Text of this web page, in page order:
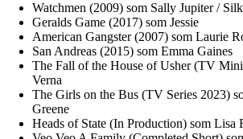
Watchmen (2009) som Sally Jupiter /
Geralds Game (2017) som Jessie
American Gangster (2007) som Laurie
San Andreas (2015) som Emma Gaines
The Fall of the House of Usher (TV
Verna
The Girls on the Bus (TV Series 2023)
Greene
Heads of State (In Production) som Lisa